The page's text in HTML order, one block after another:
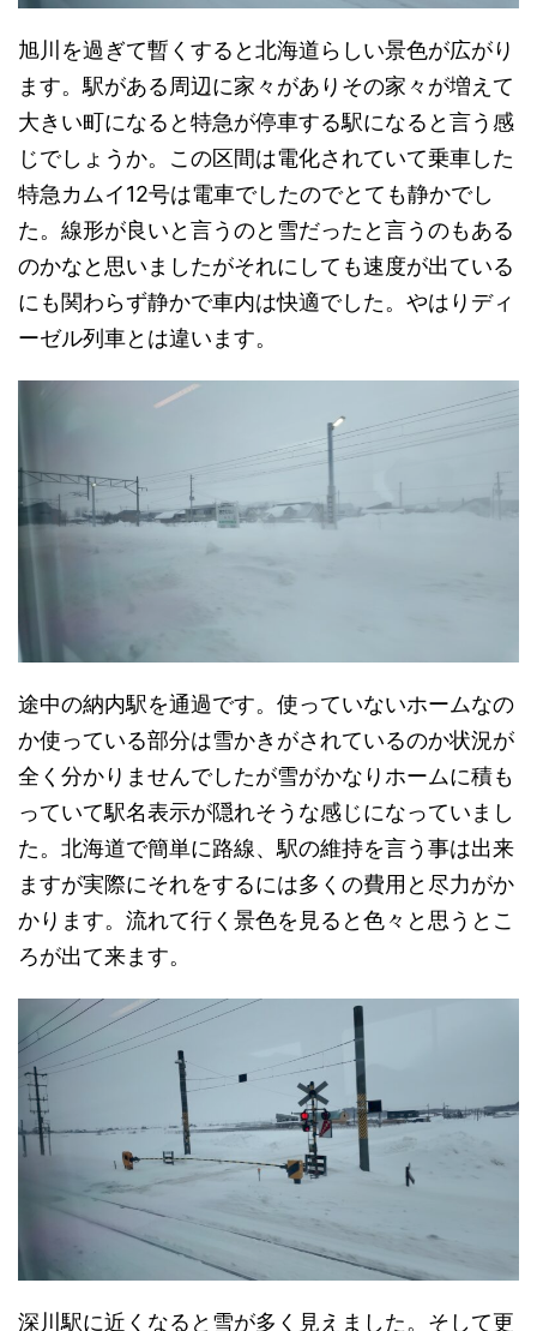
旭川を過ぎて暫くすると北海道らしい景色が広がり
ます。駅がある周辺に家々がありその家々が増えて
大きい町になると特急が停車する駅になると言う感
じでしょうか。この区間は電化されていて乗車した
特急カムイ12号は電車でしたのでとても静かでし
た。線形が良いと言うのと雪だったと言うのもある
のかなと思いましたがそれにしても速度が出ている
にも関わらず静かで車内は快適でした。やはりディ
ーゼル列車とは違います。
途中の納内駅を通過です。使っていないホームなの
か使っている部分は雪かきがされているのか状況が
全く分かりませんでしたが雪がかなりホームに積も
っていて駅名表示が隠れそうな感じになっていまし
た。北海道で簡単に路線、駅の維持を言う事は出来
ますが実際にそれをするには多くの費用と尽力がか
かります。流れて行く景色を見ると色々と思うとこ
ろが出て来ます。
深川駅に近くなると雪が多く見えました。そして更